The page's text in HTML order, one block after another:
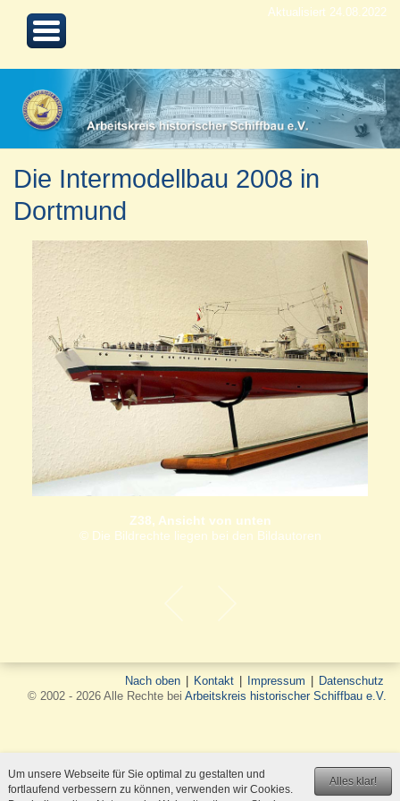
Aktualisiert 24.08.2022
Die Intermodellbau 2008 in
Dortmund
Z38, Ansicht von unten
© Die Bildrechte liegen bei den Bildautoren
Nach oben Kontakt Impressum
Datenschutz
© 2002 - 2026 Alle Rechte bei Arbeitskreis historischer Schiffbau e.V.
Alles klar!
Um unsere Webseite für Sie optimal zu gestalten und
fortlaufend verbessern zu können, verwenden wir Cookies.